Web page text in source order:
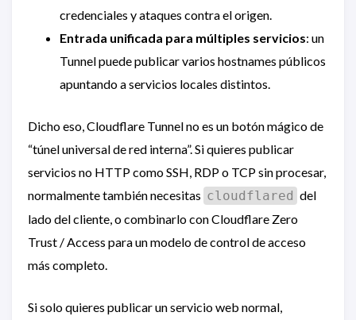
credenciales y ataques contra el origen.
Entrada unificada para múltiples servicios: un
Tunnel puede publicar varios hostnames públicos
apuntando a servicios locales distintos.
Dicho eso, Cloudflare Tunnel no es un botón mágico de
“túnel universal de red interna”. Si quieres publicar
servicios no HTTP como SSH, RDP o TCP sin procesar,
normalmente también necesitas cloudflared del
lado del cliente, o combinarlo con Cloudflare Zero
Trust / Access para un modelo de control de acceso
más completo.
Si solo quieres publicar un servicio web normal,